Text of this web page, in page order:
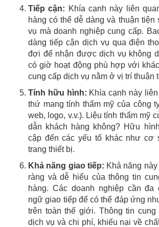
Tiếp cận: Khía cạnh này liên
hàng có thể dễ dàng và thuận tiện
vụ mà doanh nghiệp cung cấp.
dàng tiếp cận dịch vụ qua điện
đợi để nhận được dịch vụ không
có giờ hoạt động phù hợp với
cung cấp dịch vụ nằm ở vị trí thuận
Tính hữu hình: Khía cạnh này
thứ mang tính thẩm mỹ của công
web, logo, v.v.). Liệu tính thẩm mỹ
dẫn khách hàng không? Hữu
cập đến các yếu tố khác như cơ
trang thiết bị.
Khả năng giao tiếp: Khả năng
ràng và dễ hiểu của thông tin
hàng. Các doanh nghiệp cần đa
ngữ giao tiếp để có thể đáp ứng
trên toàn thế giới. Thông tin
dịch vụ và chi phí, khiếu nại về